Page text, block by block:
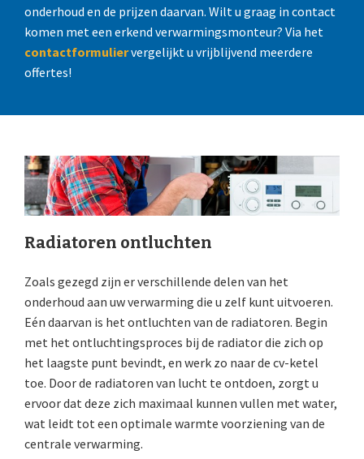
onderhoud en de prijzen daarvan. Wilt u graag in contact
komen met een erkend verwarmingsmonteur? Via het
contactformuliervergelijkt u vrijblijvend meerdere
offertes!
Radiatoren ontluchten
Zoals gezegd zijn er verschillende delen van het
onderhoud aan uw verwarming die u zelf kunt uitvoeren.
Eén daarvan is het ontluchten van de radiatoren. Begin
met het ontluchtingsproces bij de radiator die zich op
het laagste punt bevindt, en werk zo naar de cv-ketel
toe. Door de radiatoren van lucht te ontdoen, zorgt u
ervoor dat deze zich maximaal kunnen vullen met water,
wat leidt tot een optimale warmte voorziening van de
centrale verwarming.